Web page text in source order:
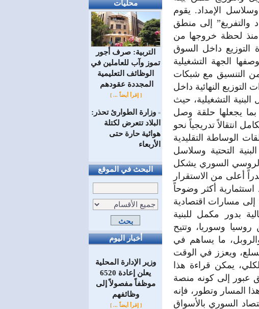
محليات
التربية: صرف أجور
تموز وآب للعاملين في
الوظائف ‏التعليمية
المجددة عقودهم ‏
[ إقرأ أيضاً ... ]
= وزارة الطوارئ تحذر:
البلاد تتعرض لكتلة
هوائية حارة حتى
الأربعاء
البحث في الموقع
أخبار اليوم
وزير الإدارة المحلية
يعلن إعادة 6520
موظفاً مفصولاً إلى
‏وظائفهم
[ إقرأ أيضاً ... ]
وسلاسل الإمداد. يقوم
والتفريغ” إلى منطق
منذ لحظة خروجها من
التوزيع داخل السوق
الجهة التشغيلية
من التنسيق مع شبكات
النهائية داخل
التشغيلية، حيث
بما يجعلها حلقة وصل
انتقالاً تدريجياً نحو
الوساطة التقليدية
التحتية وسلاسل
الروسي السوري يشكل
أعلى من الاستقرار
أكثر وضوحاً
إلى مسارات اقتصادية
بدور مكمل للبنية
وسوريا، وتتيح
ما يساهم في
ويعزز في الوقت
يمكن قراءة هذا
عبور إلى كونه منصة
المسار وتطور، فإنه
السوري بالأسواق